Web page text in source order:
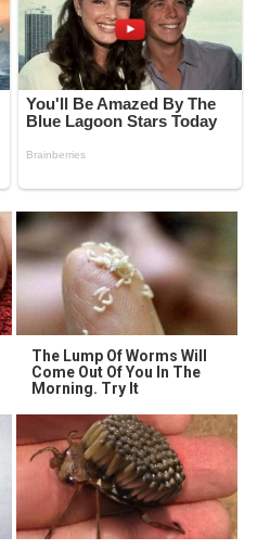
The Lump Of Worms Will
Come Out Of You In The
Morning. Try It